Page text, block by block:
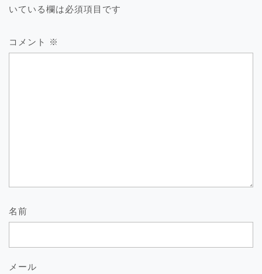
いている欄は必須項目です
コメント ※
名前
メール